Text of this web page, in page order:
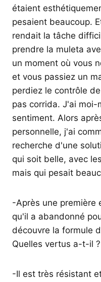
étaient
pesaient beaucoup.
rendait la tâche
prendre la muleta
un moment où vous
et vous passiez un
perdiez le contrôle
pas corrida. J'ai moi-
sentiment. Alors
personnelle, j'ai
recherche d'une
qui soit belle, avec
mais qui pesait
-Après une première
qu'il a abandonné
découvre la formule
Quelles vertus a-t-il ?
-Il est très résistant